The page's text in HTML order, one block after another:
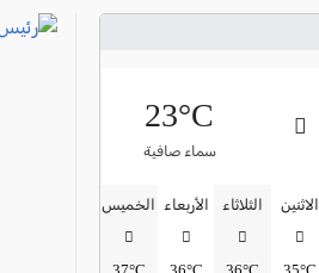
شفاعمرو والقضاء
الضفة الغربية
قطاع غزة
النقب
23°C
سماء صافية
الاثنين الثلاثاء الأربعاء الخميس